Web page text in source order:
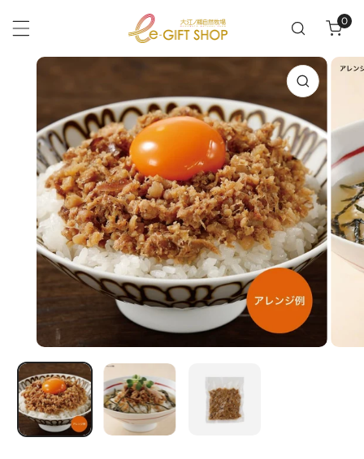
ツにスキップ 0ア
ギャラリービューでメディアを開く